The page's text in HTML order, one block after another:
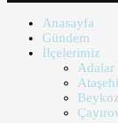
Anasayfa
Gündem
İlçelerimiz
Adalar
Beykoz